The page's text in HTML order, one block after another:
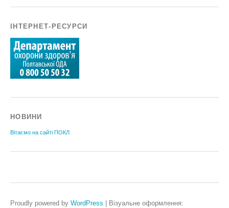
ІНТЕРНЕТ-РЕСУРСИ
НОВИНИ
Вітаємо на сайті ПОКЛ
Proudly powered by WordPress | Візуальне оформлення: